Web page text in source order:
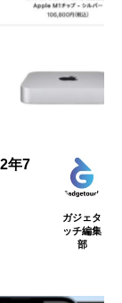
年7
ガジェタ
ッチ編集
部